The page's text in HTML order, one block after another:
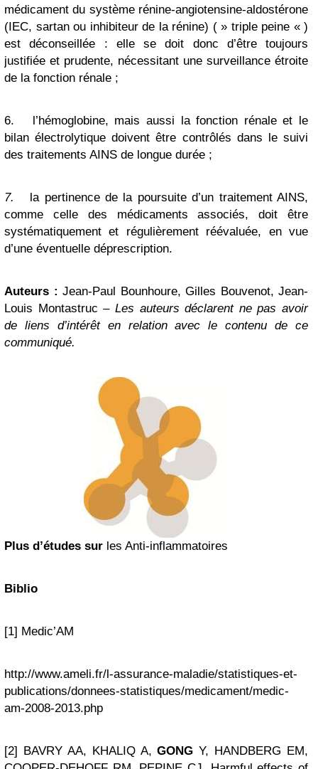
médicament du système rénine-angiotensine-aldostérone
(IEC, sartan ou inhibiteur de la rénine) ( » triple peine « )
est déconseillée : elle se doit donc d’être toujours
justifiée et prudente, nécessitant une surveillance étroite
de la fonction rénale ;
6.
l’hémoglobine, mais aussi la fonction rénale et le
bilan électrolytique doivent être contrôlés dans le suivi
des traitements AINS de longue durée ;
7.
la pertinence de la poursuite d’un traitement AINS,
comme celle des médicaments associés, doit être
systématiquement et régulièrement réévaluée, en vue
d’une éventuelle déprescription.
Auteurs : Jean-Paul Bounhoure, Gilles Bouvenot, Jean-
Louis Montastruc – Les auteurs déclarent ne pas avoir
de liens d’intérêt en relation avec le contenu de ce
communiqué.
Plus d’études sur les Anti-inflammatoires
Biblio
[1] Medic’AM
http://www.ameli.fr/l-assurance-maladie/statistiques-et-
publications/donnees-statistiques/medicament/medic-
am-2008-2013.php
[2] BAVRY AA, KHALIQ A,GONG Y, HANDBERG EM,